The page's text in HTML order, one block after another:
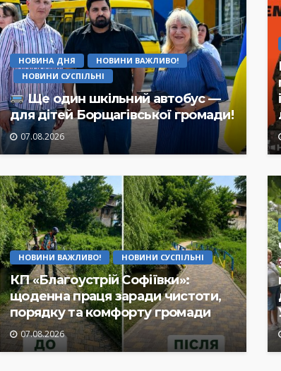
НОВИНА ДНЯ
НОВИНИ ВАЖЛИВО!
НОВИНИ СУСПІЛЬНІ
Ще один шкільний автобус —
для дітей Борщагівської громади!
07.08.2026
НОВИНИ ВАЖЛИВО! НОВИНИ СУСПІЛЬНІ
КП «Благоустрій Софіївки»:
щоденна праця заради чистоти,
порядку та комфорту громади
07.08.2026